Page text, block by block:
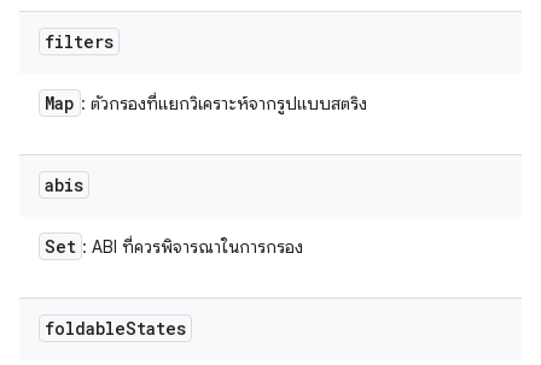
filters
Map : ตัวกรองที่แยกวิเคราะห์จากรูปแบบสตริง
abis
Set : ABI ที่ควรพิจารณาในการกรอง
foldableStates